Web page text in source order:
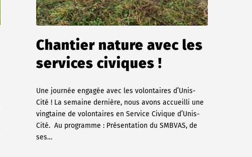
Chantier nature avec les
services civiques !
Une journée engagée avec les volontaires d’Unis-
Cité ! La semaine dernière, nous avons accueilli une
vingtaine de volontaires en Service Civique d’Unis-
Cité. Au programme : Présentation du SMBVAS, de
ses…